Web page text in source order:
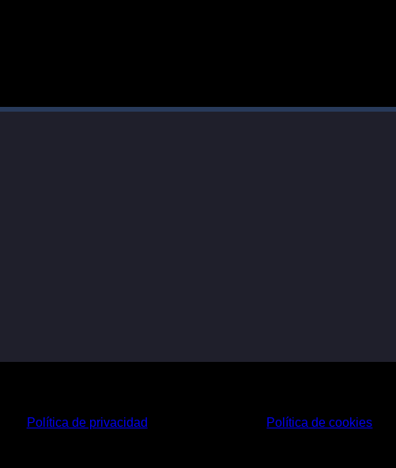
Política de privacidad Política de cookies